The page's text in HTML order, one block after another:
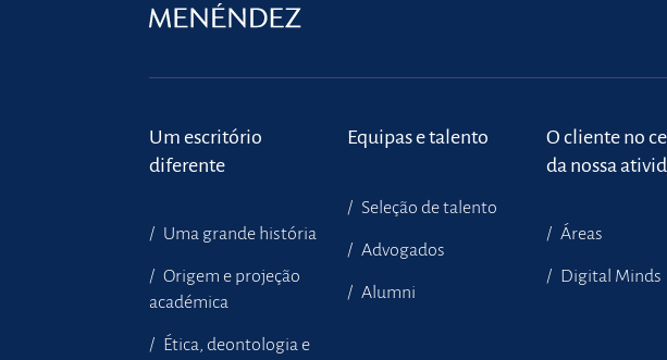
Um escritório
diferente
Uma grande história
Origem e projeção
académica
Ética, deontologia e
Equipas e talento
Seleção de talento
Advogados
Alumni
O cliente no
da nossa
Áreas
Digital Minds